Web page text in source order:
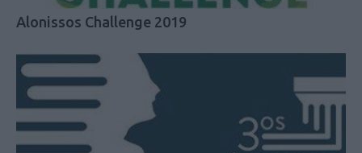
Alonissos Challenge 2019